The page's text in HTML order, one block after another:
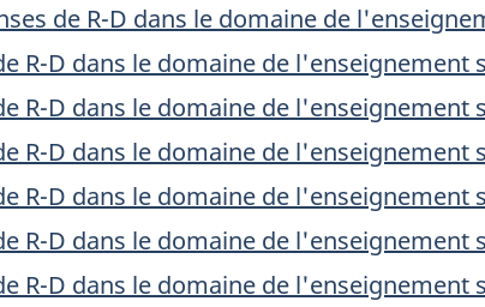
de R-D dans le domaine de
R-D dans le domaine de l'enseignement
R-D dans le domaine de l'enseignement
R-D dans le domaine de l'enseignement
R-D dans le domaine de l'enseignement
R-D dans le domaine de l'enseignement
R-D dans le domaine de l'enseignement